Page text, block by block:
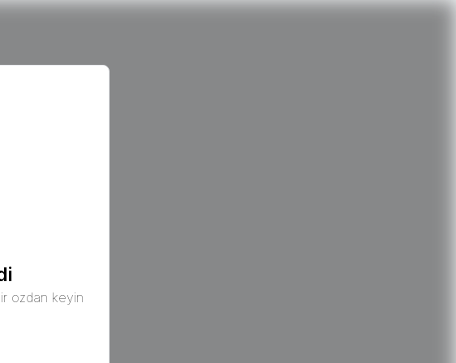
ozdan keyin